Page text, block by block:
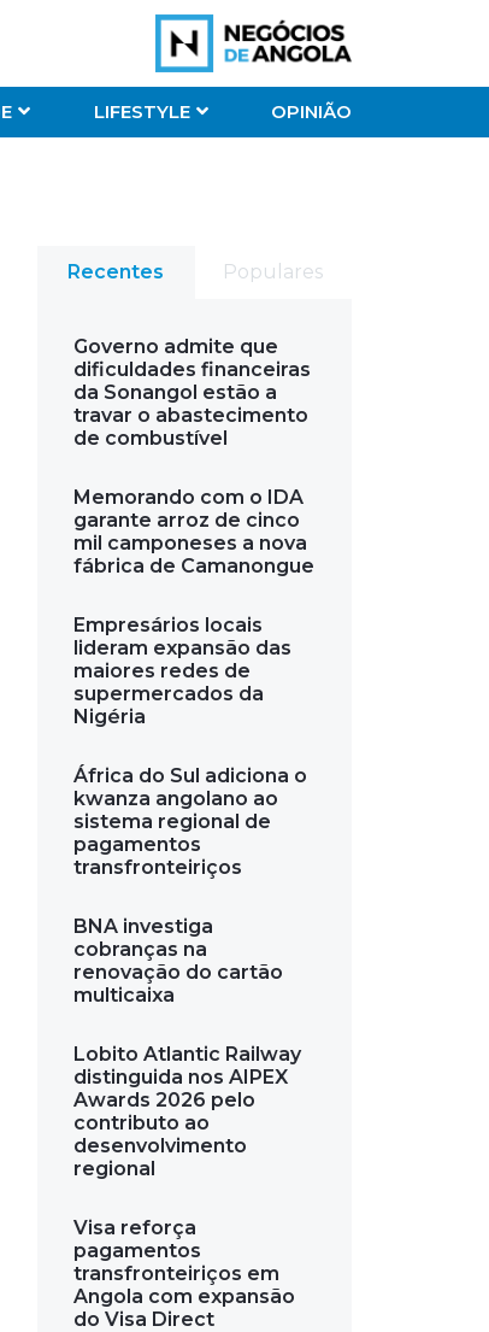
LIFESTYLE OPINIÃO
Recentes Populares
Governo admite que
dificuldades financeiras
da Sonangol estão a
travar o abastecimento
de combustível
Memorando com o IDA
garante arroz de cinco
mil camponeses a nova
fábrica de Camanongue
Empresários locais
lideram expansão das
maiores redes de
supermercados da
Nigéria
África do Sul adiciona o
kwanza angolano ao
sistema regional de
pagamentos
transfronteiriços
BNA investiga
cobranças na
renovação do cartão
multicaixa
Lobito Atlantic Railway
distinguida nos AIPEX
Awards 2026 pelo
contributo ao
desenvolvimento
regional
Visa reforça
pagamentos
transfronteiriços em
Angola com expansão
do Visa Direct